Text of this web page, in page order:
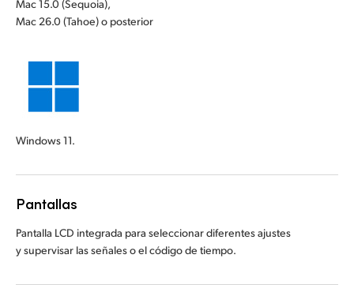
Mac 15.0 (Sequoia),
Mac 26.0 (Tahoe) o posterior
Windows 11.
Pantallas
Pantalla LCD integrada para seleccionar diferentes ajustes
y supervisar las señales o el código de tiempo.